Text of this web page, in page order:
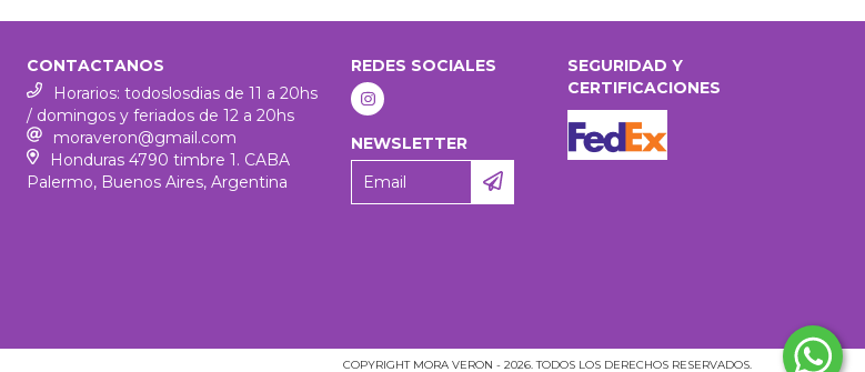
CONTACTANOS
Horarios: todoslosdias de 11 a 20hs
/ domingos y feriados de 12 a 20hs
moraveron@gmail.com
Honduras 4790 timbre 1. CABA
Palermo, Buenos Aires, Argentina
REDES SOCIALES
NEWSLETTER
SEGURIDAD Y
CERTIFICACIONES
COPYRIGHT MORA VERON - 2026. TODOS LOS DERECHOS RESERVADOS.